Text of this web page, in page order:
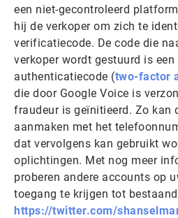
een niet-gecontroleerd
hij de verkoper om zich te
verificatiecode. De code die
verkoper wordt gestuurd is
authenticatiecode (two-factor
die door Google Voice is
fraudeur is geïnitieerd. Zo kan
aanmaken met het
dat vervolgens kan gebruikt
oplichtingen. Met nog meer
proberen andere accounts op
toegang te krijgen tot
https://twitter.com/